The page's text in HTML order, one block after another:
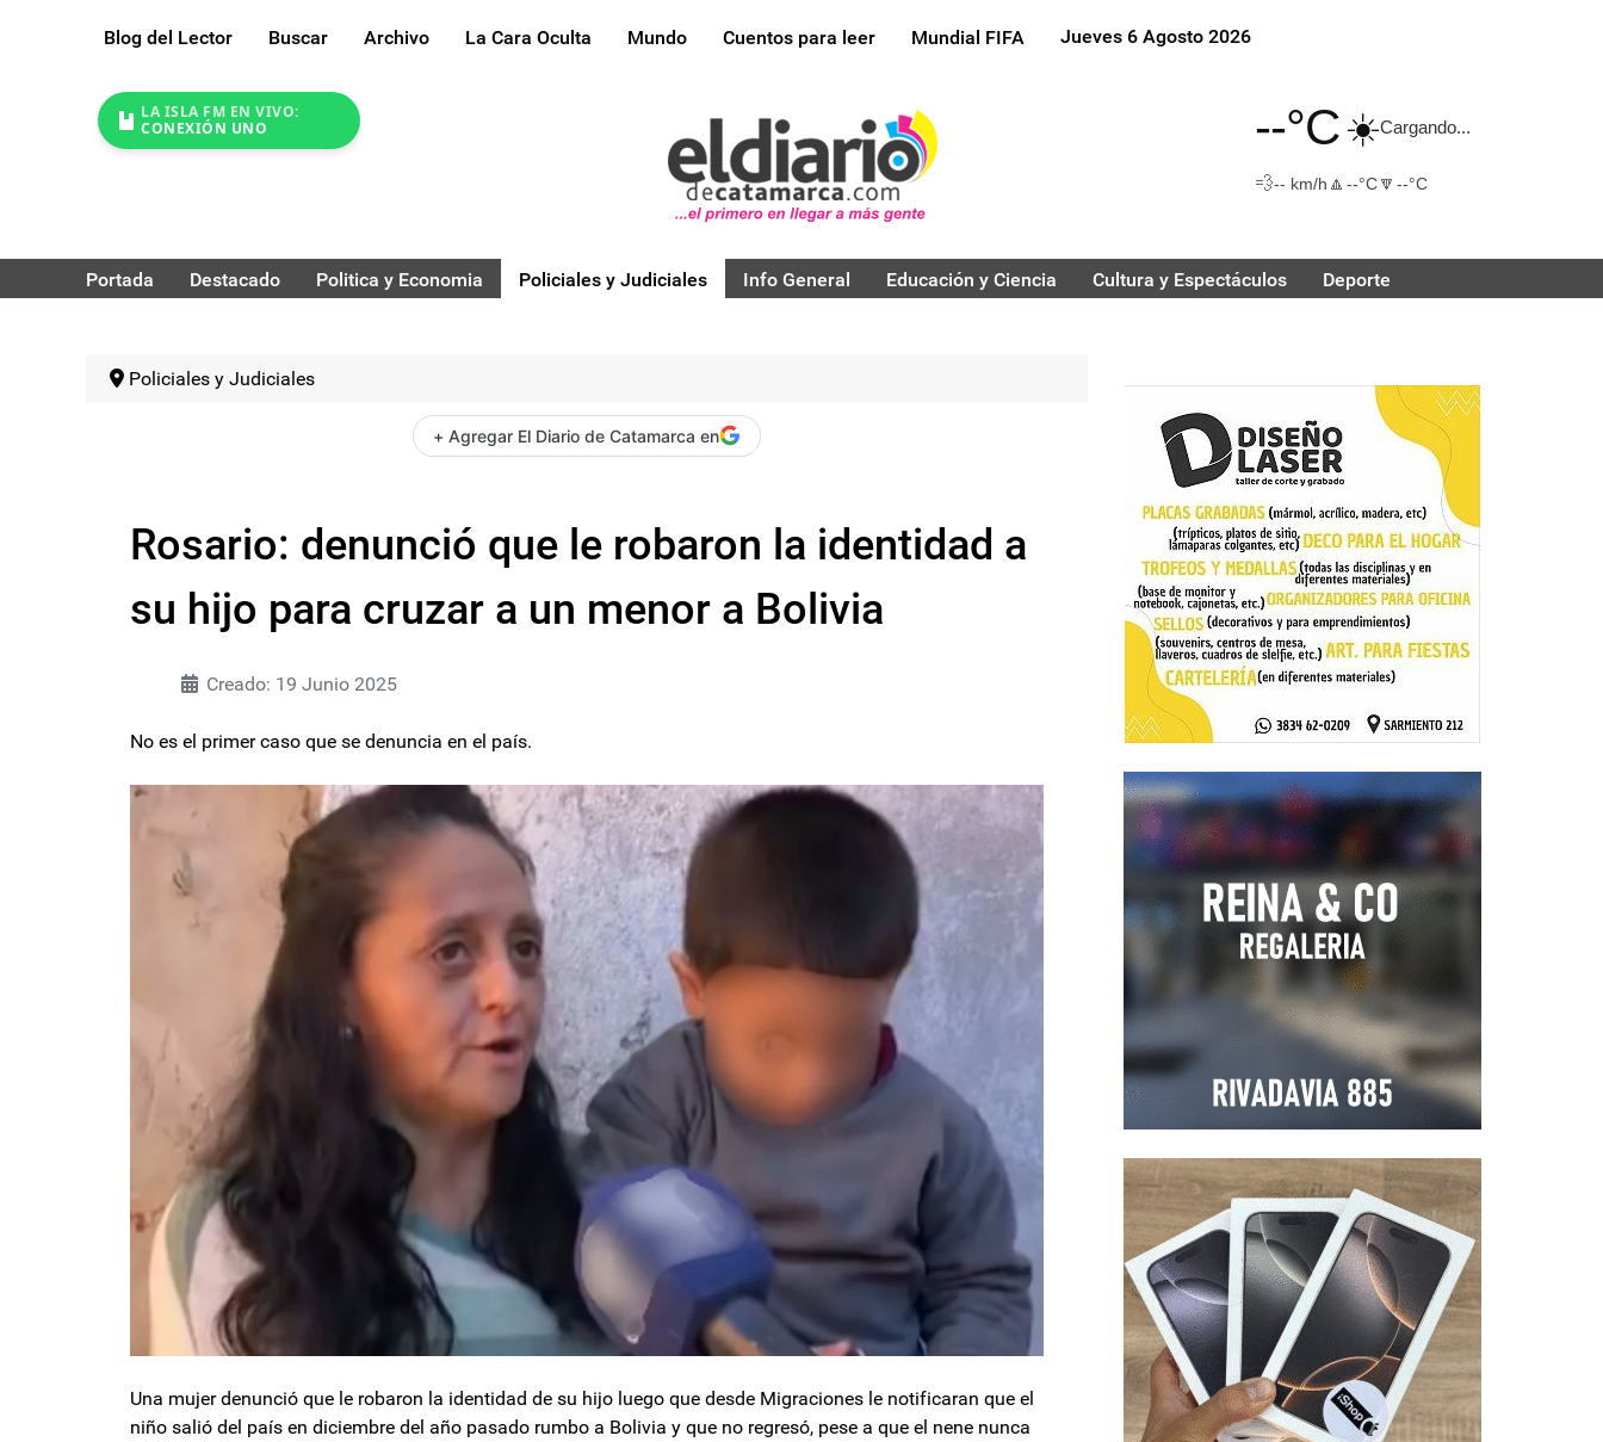
Blog del Lector Buscar Archivo La Cara Oculta Mundo Cuentos para leer Mundial FIFA Jueves 6 Agosto 2026
LA ISLA FM EN VIVO:
CONEXIÓN UNO
--°C☀️Cargando...
💨-- km/h 🔼 --°C🔽 --°C
Portada Destacado Politica y Economia Policiales y Judiciales Info General Educación y Ciencia Cultura y Espectáculos Deporte
Policiales y Judiciales
+ Agregar El Diario de Catamarca en
Rosario: denunció que le robaron la identidad a
su hijo para cruzar a un menor a Bolivia
Creado: 19 Junio 2025
No es el primer caso que se denuncia en el país.
Una mujer denunció que le robaron la identidad de su hijo luego que desde Migraciones le notificaran que el
niño salió del país en diciembre del año pasado rumbo a Bolivia y que no regresó, pese a que el nene nunca